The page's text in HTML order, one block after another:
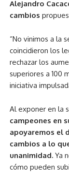
Alejandro
cambios
“No vinimos a la
coincidieron los
rechazar los
superiores a 100
iniciativa
Al exponer en la
campeones en
apoyaremos el
cambios a lo
unanimidad. Ya
cómo pueden